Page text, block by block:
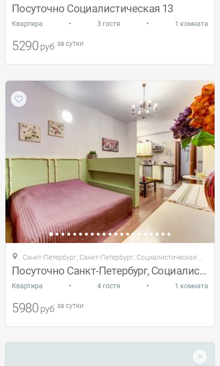
Посуточно Социалистическая 13
Квартира • 3 гостя • 1 комната
5290 руб за сутки
Санкт-Петербург, Санкт-Петербург, Социалистическая 13
Посуточно Санкт-Петербург, Социалистичес
Квартира • 4 гостя • 1 комната
5980 руб за сутки